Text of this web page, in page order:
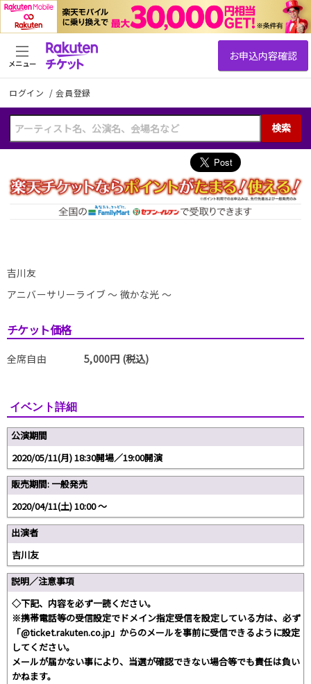
ログイン /会員登録
検索
メニュー
吉川友
アニバーサリーライブ 〜 微かな光 〜
チケット価格
全席自由 5,000円 (税込)
イベント詳細
公演期間
2020/05/11(月) 18:30開場／19:00開演
販売期間: 一般発売
2020/04/11(土) 10:00 〜
出演者
吉川友
説明／注意事項
◇下記、内容を必ず一読ください。
※携帯電話等の受信設定でドメイン指定受信を設定している方は、必ず
「@ticket.rakuten.co.jp」からのメールを事前に受信できるように設定
してください。
メールが届かない事により、当選が確認できない場合等でも責任は負い
かねます。